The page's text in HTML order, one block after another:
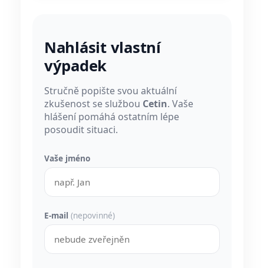
Nahlásit vlastní
výpadek
Stručně popište svou aktuální
zkušenost se službou Cetin. Vaše
hlášení pomáhá ostatním lépe
posoudit situaci.
Vaše jméno
E-mail (nepovinné)